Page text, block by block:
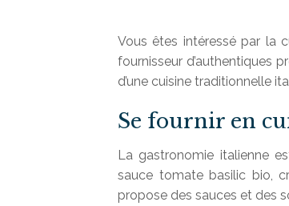
Vous êtes intéressé par la
fournisseur d’authentiques
d’une cuisine traditionnelle
Se fournir en
La gastronomie italienne
sauce tomate basilic bio,
propose des sauces et des